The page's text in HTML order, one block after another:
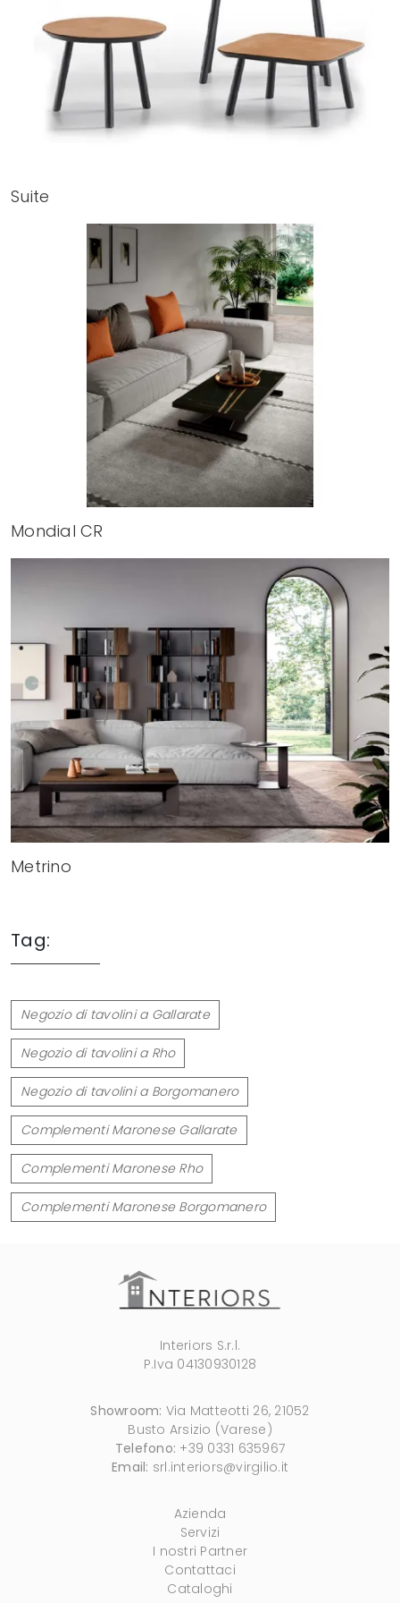
Suite
Mondial CR
Metrino
Tag:
Negozio di tavolini a Gallarate
Negozio di tavolini a Rho
Negozio di tavolini a Borgomanero
Complementi Maronese Gallarate
Complementi Maronese Rho
Complementi Maronese Borgomanero
Interiors S.r.l.
P.Iva 04130930128
Showroom: Via Matteotti 26, 21052
Busto Arsizio (Varese)
Telefono: +39 0331 635967
Email: srl.interiors@virgilio.it
Azienda
Servizi
I nostri Partner
Contattaci
Cataloghi